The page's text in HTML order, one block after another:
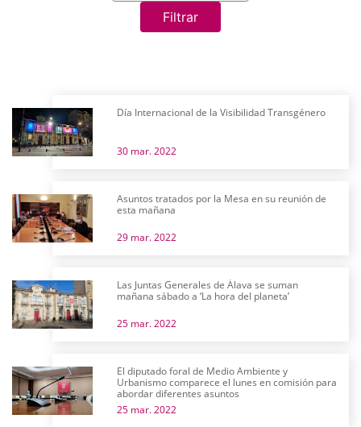
Filtrar
Día Internacional de la Visibilidad Transgénero
30 mar. 2022
Asuntos tratados por la Mesa en su reunión de
esta mañana
29 mar. 2022
Las Juntas Generales de Álava se suman
mañana sábado a ‘La hora del planeta’
25 mar. 2022
El diputado foral de Medio Ambiente y
Urbanismo comparece el lunes en comisión para
abordar diferentes asuntos
25 mar. 2022